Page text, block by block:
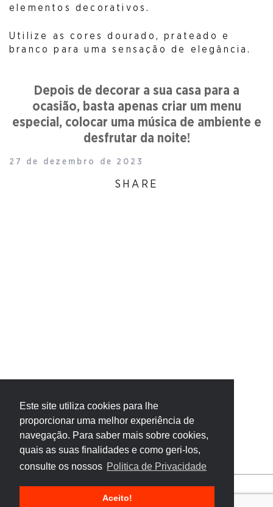
Este site utiliza cookies para lhe
proporcionar uma melhor experiência de
navegação. Para saber mais sobre cookies,
quais as suas finalidades e como geri-los,
consulte os nossos Politica de Privacidade
Aceito!
elementos decorativos.
Utilize as cores dourado, prateado e
branco para uma sensação de elegância.
Depois de decorar a sua casa para a
ocasião, basta apenas criar um menu
especial, colocar uma música de ambiente e
desfrutar da noite!
27 de dezembro de 2023
SHARE